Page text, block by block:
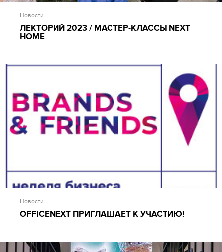
Новости
ЛЕКТОРИЙ 2023 / МАСТЕР-КЛАССЫ NEXT
HOME
Новости
OFFICENEXT ПРИГЛАШАЕТ К УЧАСТИЮ!